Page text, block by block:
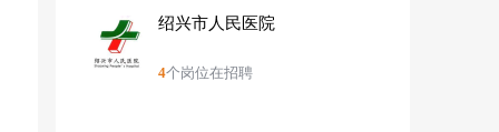
绍兴市人民医院
4个岗位在招聘